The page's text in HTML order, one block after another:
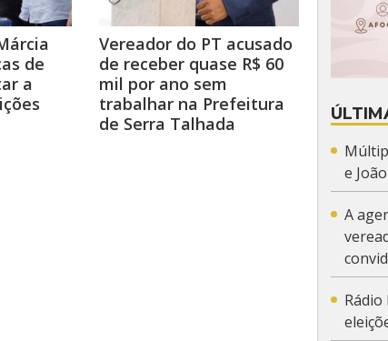
de
a
Vereador do PT acusado
de receber quase R$ 60
mil por ano sem
trabalhar na Prefeitura
de Serra Talhada
e
A